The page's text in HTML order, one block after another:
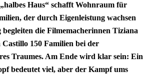
Haus“ schafft Wohnraum für
der durch Eigenleistung wachsen
die Filmemacherinnen Tiziana
Castillo 150 Familien bei der
Traumes. Am Ende wird klar sein: Ein
bedeutet viel, aber der Kampf ums